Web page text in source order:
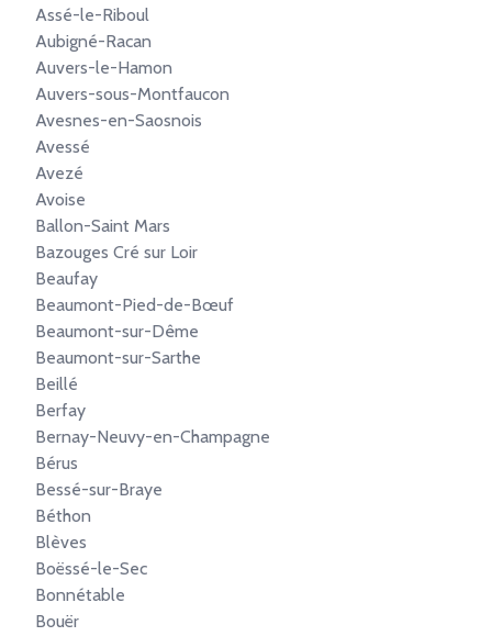
Assé-le-Riboul
Aubigné-Racan
Auvers-le-Hamon
Auvers-sous-Montfaucon
Avesnes-en-Saosnois
Avessé
Avezé
Avoise
Ballon-Saint Mars
Bazouges Cré sur Loir
Beaufay
Beaumont-Pied-de-Bœuf
Beaumont-sur-Dême
Beaumont-sur-Sarthe
Beillé
Berfay
Bernay-Neuvy-en-Champagne
Bérus
Bessé-sur-Braye
Béthon
Blèves
Boëssé-le-Sec
Bonnétable
Bouër